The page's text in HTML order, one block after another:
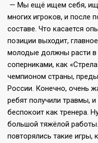
— Мы ещё ищем себя,
многих игроков, и после
составе. Что касается
позиции выходит,
молодые должны расти в
соперниками, как
чемпионом страны,
России. Конечно, очень
ребят получили травмы,
беспокоит как тренера.
большой тяжёлой
повторялись такие игры,